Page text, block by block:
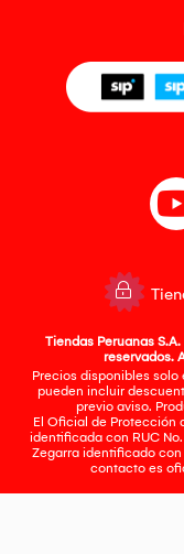
Tiendas Peruanas
reservados.
Precios disponibles
pueden incluir
previo aviso.
El Oficial de Protección
identificada con RUC
Zegarra identificado con
contacto es